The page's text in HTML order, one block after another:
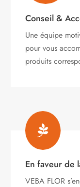
Conseil &
Une équipe
pour vous
produits

En faveur de
VEBA FLOR